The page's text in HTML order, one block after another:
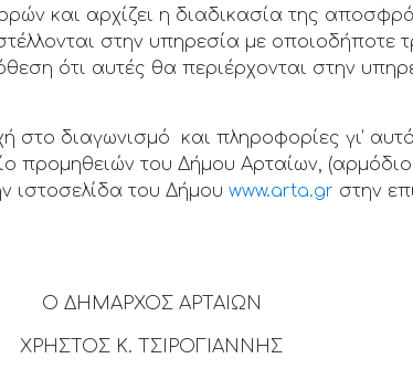
και αρχίζει η διαδικασία της
στην υπηρεσία με οποιοδήποτε
ότι αυτές θα περιέρχονται στην
στο διαγωνισμό και πληροφορίες γι’
προμηθειών του Δήμου Αρταίων,
ιστοσελίδα του Δήμουwww.arta.gr στην
Ο ΔΗΜΑΡΧΟΣ ΑΡΤΑΙΩΝ
ΧΡΗΣΤΟΣ Κ. ΤΣΙΡΟΓΙΑΝΝΗΣ